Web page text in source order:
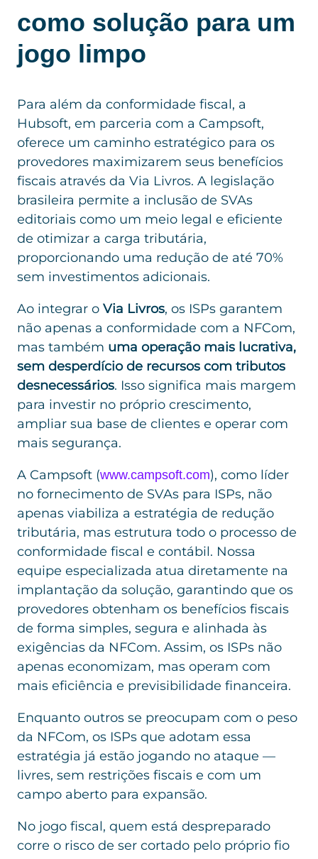
como solução para um
jogo limpo
Para além da conformidade fiscal, a
Hubsoft, em parceria com a Campsoft,
oferece um caminho estratégico para os
provedores maximizarem seus benefícios
fiscais através da Via Livros. A legislação
brasileira permite a inclusão de SVAs
editoriais como um meio legal e eficiente
de otimizar a carga tributária,
proporcionando uma redução de até 70%
sem investimentos adicionais.
Ao integrar o Via Livros, os ISPs garantem
não apenas a conformidade com a NFCom,
mas também uma operação mais lucrativa,
sem desperdício de recursos com tributos
desnecessários. Isso significa mais margem
para investir no próprio crescimento,
ampliar sua base de clientes e operar com
mais segurança.
A Campsoft (www.campsoft.com), como líder
no fornecimento de SVAs para ISPs, não
apenas viabiliza a estratégia de redução
tributária, mas estrutura todo o processo de
conformidade fiscal e contábil. Nossa
equipe especializada atua diretamente na
implantação da solução, garantindo que os
provedores obtenham os benefícios fiscais
de forma simples, segura e alinhada às
exigências da NFCom. Assim, os ISPs não
apenas economizam, mas operam com
mais eficiência e previsibilidade financeira.
Enquanto outros se preocupam com o peso
da NFCom, os ISPs que adotam essa
estratégia já estão jogando no ataque —
livres, sem restrições fiscais e com um
campo aberto para expansão.
No jogo fiscal, quem está despreparado
corre o risco de ser cortado pelo próprio fio